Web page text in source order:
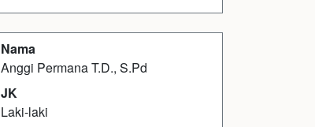
Nama
Anggi Permana T.D., S.Pd
JK
Laki-laki